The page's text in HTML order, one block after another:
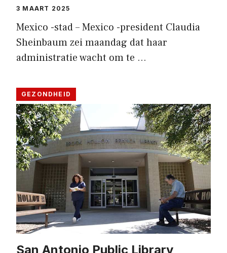
3 MAART 2025
Mexico -stad – Mexico -president Claudia
Sheinbaum zei maandag dat haar
administratie wacht om te …
GEZONDHEID
San Antonio Public Library